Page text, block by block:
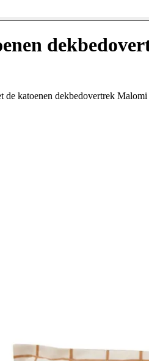
de katoenen dekbedovertrek